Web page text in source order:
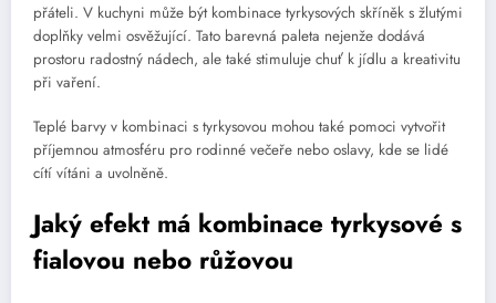
přáteli. V kuchyni může být kombinace tyrkysových skříněk s žlutými
doplňky velmi osvěžující. Tato barevná paleta nejenže dodává
prostoru radostný nádech, ale také stimuluje chuť k jídlu a kreativitu
při vaření.
Teplé barvy v kombinaci s tyrkysovou mohou také pomoci vytvořit
příjemnou atmosféru pro rodinné večeře nebo oslavy, kde se lidé
cítí vítáni a uvolněně.
Jaký efekt má kombinace tyrkysové s
fialovou nebo růžovou